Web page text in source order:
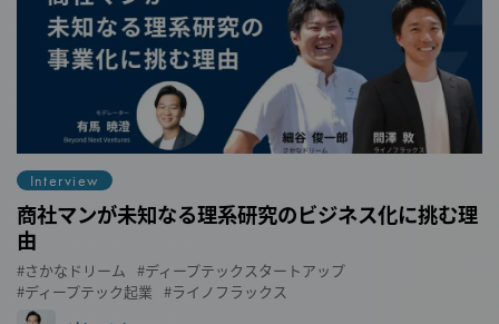
Interview
商社マンが未知なる理系研究のビジネス化に挑む理
由
さかなドリーム
ディープテックスタートアップ
ディープテック起業
ライノフラックス